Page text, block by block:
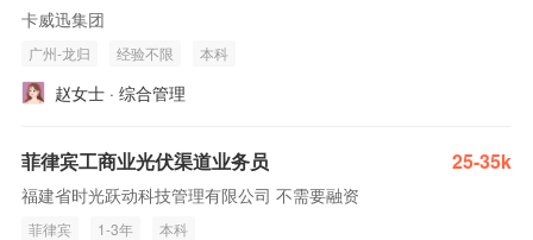
卡威迅集团
广州-龙归 经验不限 本科
赵女士 · 综合管理
菲律宾工商业光伏渠道业务员 25-35k
福建省时光跃动科技管理有限公司 不需要融资
菲律宾 1-3年 本科